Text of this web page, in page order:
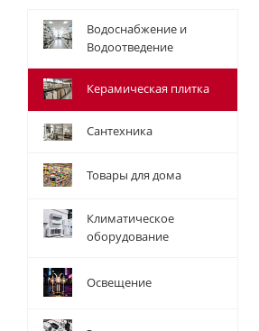
Водоснабжение и
Водоотведение
Керамическая плитка
Сантехника
Товары для дома
Климатическое
оборудование
Освещение